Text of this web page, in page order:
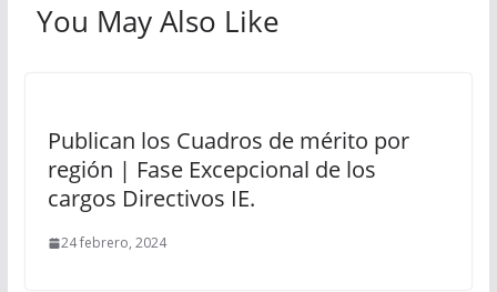
You May Also Like
Publican los Cuadros de mérito por
región | Fase Excepcional de los
cargos Directivos IE.
24 febrero, 2024